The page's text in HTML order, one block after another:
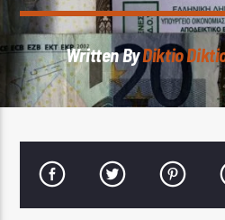
Current Track
Title
Artist
Written ByDiktio